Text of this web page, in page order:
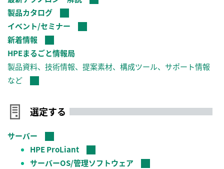
製品カタログ
イベント/セミナー
新着情報
HPEまるごと情報局
製品資料、技術情報、提案素材、構成ツール、サポート情報
など
選定する
サーバー
HPE ProLiant
サーバーOS/管理ソフトウェア